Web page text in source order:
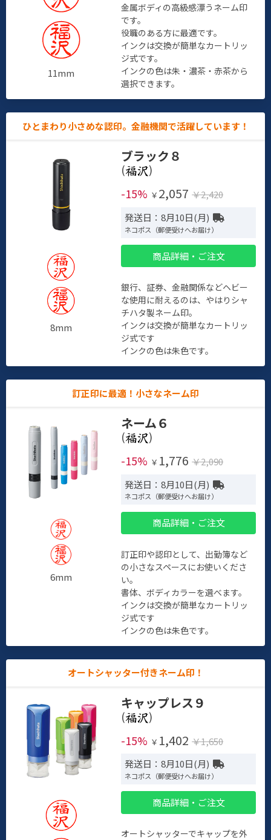
11mm
金属ボディの高級感漂うネーム印
です。
役職のある方に最適です。
インクは交換が簡単なカートリッ
ジ式です。
インクの色は朱・濃茶・赤茶から
選択できます。
ひとまわり小さめな認印。金融機関で活躍しています！
8mm
ブラック８
(
)
-15% ￥ 2,057 ￥2,420
発送日：8月10日(月)
ネコポス（郵便受けへお届け）
商品詳細・ご注文
銀行、証券、金融関係などヘビー
な使用に耐えるのは、やはりシャ
チハタ製ネーム印。
インクは交換が簡単なカートリッ
ジ式です
インクの色は朱色です。
訂正印に最適！小さなネーム印
6mm
ネーム６
(
)
-15% ￥ 1,776 ￥2,090
発送日：8月10日(月)
ネコポス（郵便受けへお届け）
商品詳細・ご注文
訂正印や認印として、出勤簿など
の小さなスペースにお使いくださ
い。
書体、ボディカラーを選べます。
インクは交換が簡単なカートリッ
ジ式です
インクの色は朱色です。
オートシャッター付きネーム印！
キャップレス９
(
)
-15% ￥ 1,402 ￥1,650
発送日：8月10日(月)
ネコポス（郵便受けへお届け）
商品詳細・ご注文
オートシャッターでキャップを外